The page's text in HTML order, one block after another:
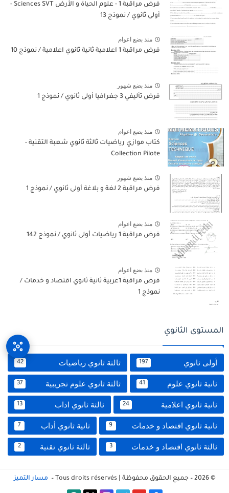
فرض مراقبة 1 - علوم الحياة و الأرض Sciences SVT -
أولى ثانوي / نموذج 13
منذ بضع اعوام
فرض مراقبة 1 اعلامية ثانية ثانوي اعلامية / نموذج 10
منذ بضع شهور
فرض تأليفي 3 جغرافيا أولى ثانوي / نموذج 1
منذ بضع اعوام
كتاب موازي رياضيات ثالثة ثانوي شعبة التقنية -
Collection Pilote
منذ بضع شهور
فرض مراقبة 2 لغة و بلاغة أولى ثانوي / نموذج 1
منذ بضع اعوام
فرض مراقبة 1 رياضيات أولى ثانوي / نموذج 142
منذ بضع اعوام
فرض مراقبة 1عربية ثانية ثانوي اقتصاد و خدمات /
نموذج 1
المستوى الثانوي
أولى ثانوي 197 ثالثة ثانوي رياضيات 42
ثانية ثانوي علوم 41 ثالثة ثانوي علوم تجريبية 37
ثانية ثانوي اعلامية 24 ثالثة ثانوي اداب 13
ثانية ثانوي اقتصاد و خدمات 9 ثانية ثانوي أداب 7
ثالثة ثانوي اقتصاد و خدمات 3 ثالثة ثانوي تقنية 2
© 2026 – جميع الحقوق محفوظة | Tous droits réservés – مسار التميز